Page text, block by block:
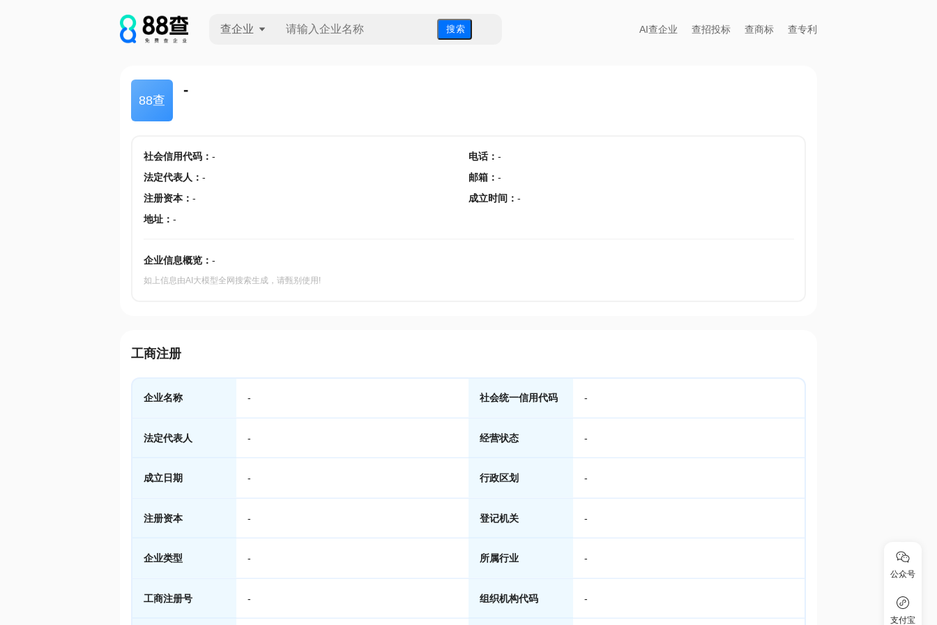
查企业 搜 索 AI查企业 查招投标 查商标 查专利
88查
-
社会信用代码： - 电话： -
法定代表人 ： - 邮箱 ： -
注册资本： - 成立时间 ： -
地址： -
企业信息概览： -
如上信息由AI大模型全网搜索生成，请甄别使用!
工商注册
企业名称 - 社会统一信用代码 -
法定代表人 - 经营状态 -
成立日期 - 行政区划 -
注册资本 - 登记机关 -
企业类型 - 所属行业 -
工商注册号 - 组织机构代码 -
公众号
支付宝